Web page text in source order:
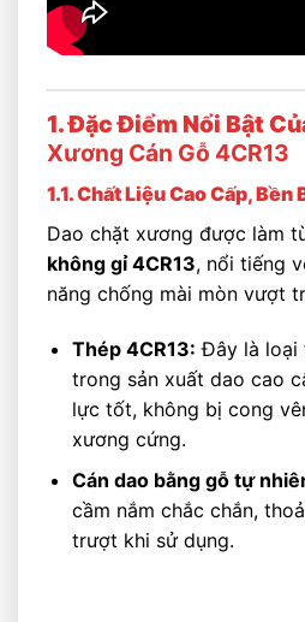
1. Đặc Điểm Nổi Bật
Xương Cán Gỗ 4CR13
1.1. Chất Liệu Cao Cấp, Bền
Dao chặt xương được làm
không gỉ 4CR13, nổi tiếng
năng chống mài mòn vượt
Thép 4CR13: Đây là loại
trong sản xuất dao cao
lực tốt, không bị cong
xương cứng.
Cán dao bằng gỗ tự
cầm nắm chắc chắn,
trượt khi sử dụng.